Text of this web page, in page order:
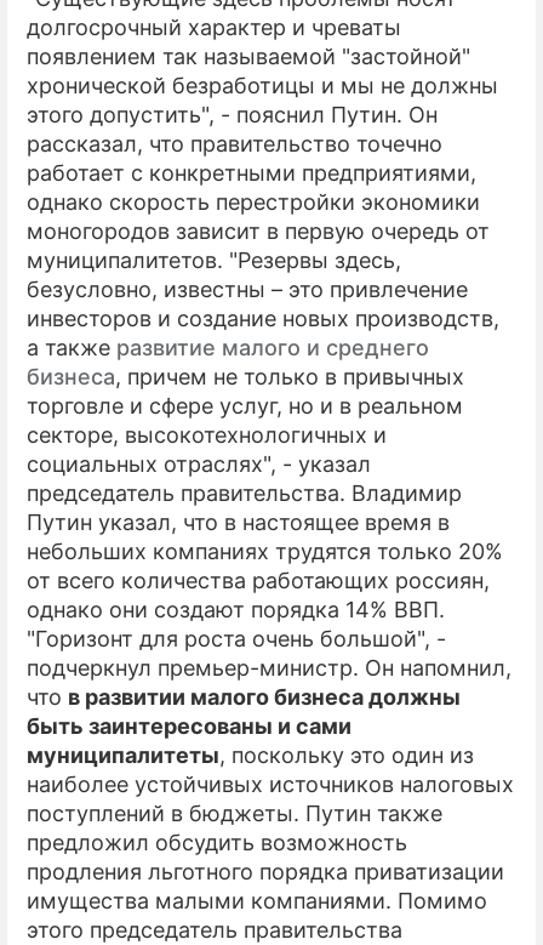
долгосрочный характер и чреваты
появлением так называемой "застойной"
хронической безработицы и мы не должны
этого допустить", - пояснил Путин. Он
рассказал, что правительство точечно
работает с конкретными предприятиями,
однако скорость перестройки экономики
моногородов зависит в первую очередь от
муниципалитетов. "Резервы здесь,
безусловно, известны – это привлечение
инвесторов и создание новых производств,
а также развитие малого и среднего
бизнеса, причем не только в привычных
торговле и сфере услуг, но и в реальном
секторе, высокотехнологичных и
социальных отраслях", - указал
председатель правительства. Владимир
Путин указал, что в настоящее время в
небольших компаниях трудятся только 20%
от всего количества работающих россиян,
однако они создают порядка 14% ВВП.
"Горизонт для роста очень большой", -
подчеркнул премьер-министр. Он напомнил,
что в развитии малого бизнеса должны
быть заинтересованы и сами
муниципалитеты, поскольку это один из
наиболее устойчивых источников налоговых
поступлений в бюджеты. Путин также
предложил обсудить возможность
продления льготного порядка приватизации
имущества малыми компаниями. Помимо
этого председатель правительства